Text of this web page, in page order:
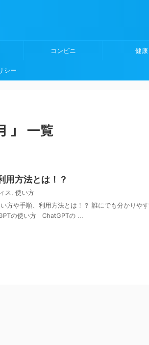
コンビニ 健康
シー
」 一覧
用方法とは！？
ス, 使い方
方や手順、利用方法とは！？ 誰にでも分かりやす
の使い方 ChatGPTの ...